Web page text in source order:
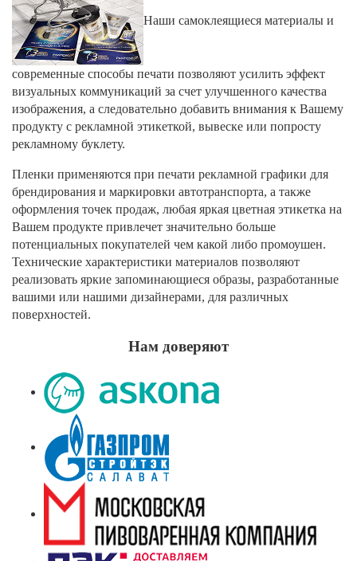
Наши самоклеящиеся материалы и
современные способы печати позволяют усилить эффект
визуальных коммуникаций за счет улучшенного качества
изображения, а следовательно добавить внимания к Вашему
продукту с рекламной этикеткой, вывеске или попросту
рекламному буклету.
Пленки применяются при печати рекламной графики для
брендирования и маркировки автотранспорта, а также
оформления точек продаж, любая яркая цветная этикетка на
Вашем продукте привлечет значительно больше
потенциальных покупателей чем какой либо промоушен.
Технические характеристики материалов позволяют
реализовать яркие запоминающиеся образы, разработанные
вашими или нашими дизайнерами, для различных
поверхностей.
Нам доверяют